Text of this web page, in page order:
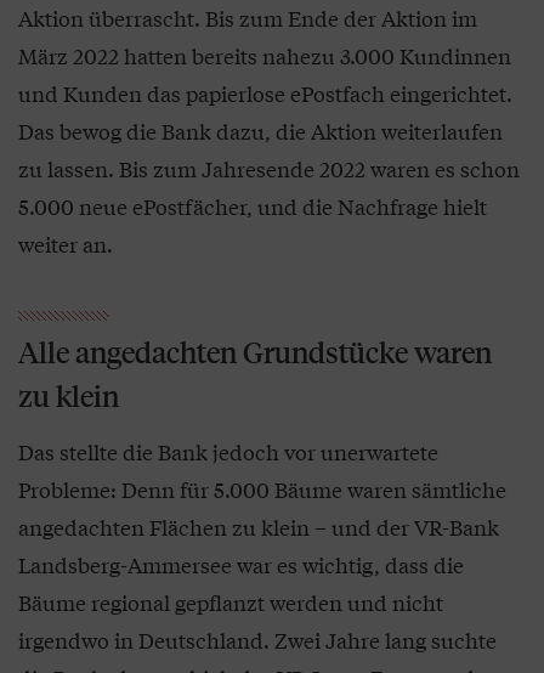
Aktion überrascht. Bis zum Ende der Aktion im
März 2022 hatten bereits nahezu 3.000 Kundinnen
und Kunden das papierlose ePostfach eingerichtet.
Das bewog die Bank dazu, die Aktion weiterlaufen
zu lassen. Bis zum Jahresende 2022 waren es schon
5.000 neue ePostfächer, und die Nachfrage hielt
weiter an.
Alle angedachten Grundstücke waren
zu klein
Das stellte die Bank jedoch vor unerwartete
Probleme: Denn für 5.000 Bäume waren sämtliche
angedachten Flächen zu klein – und der VR-Bank
Landsberg-Ammersee war es wichtig, dass die
Bäume regional gepflanzt werden und nicht
irgendwo in Deutschland. Zwei Jahre lang suchte